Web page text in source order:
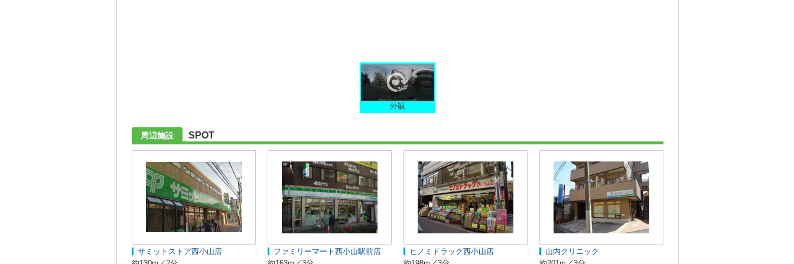
外観
周辺施設 SPOT
サミットストア西小山店
ファミリーマート西小山駅前店
ヒノミドラック西小山店
山内クリニック